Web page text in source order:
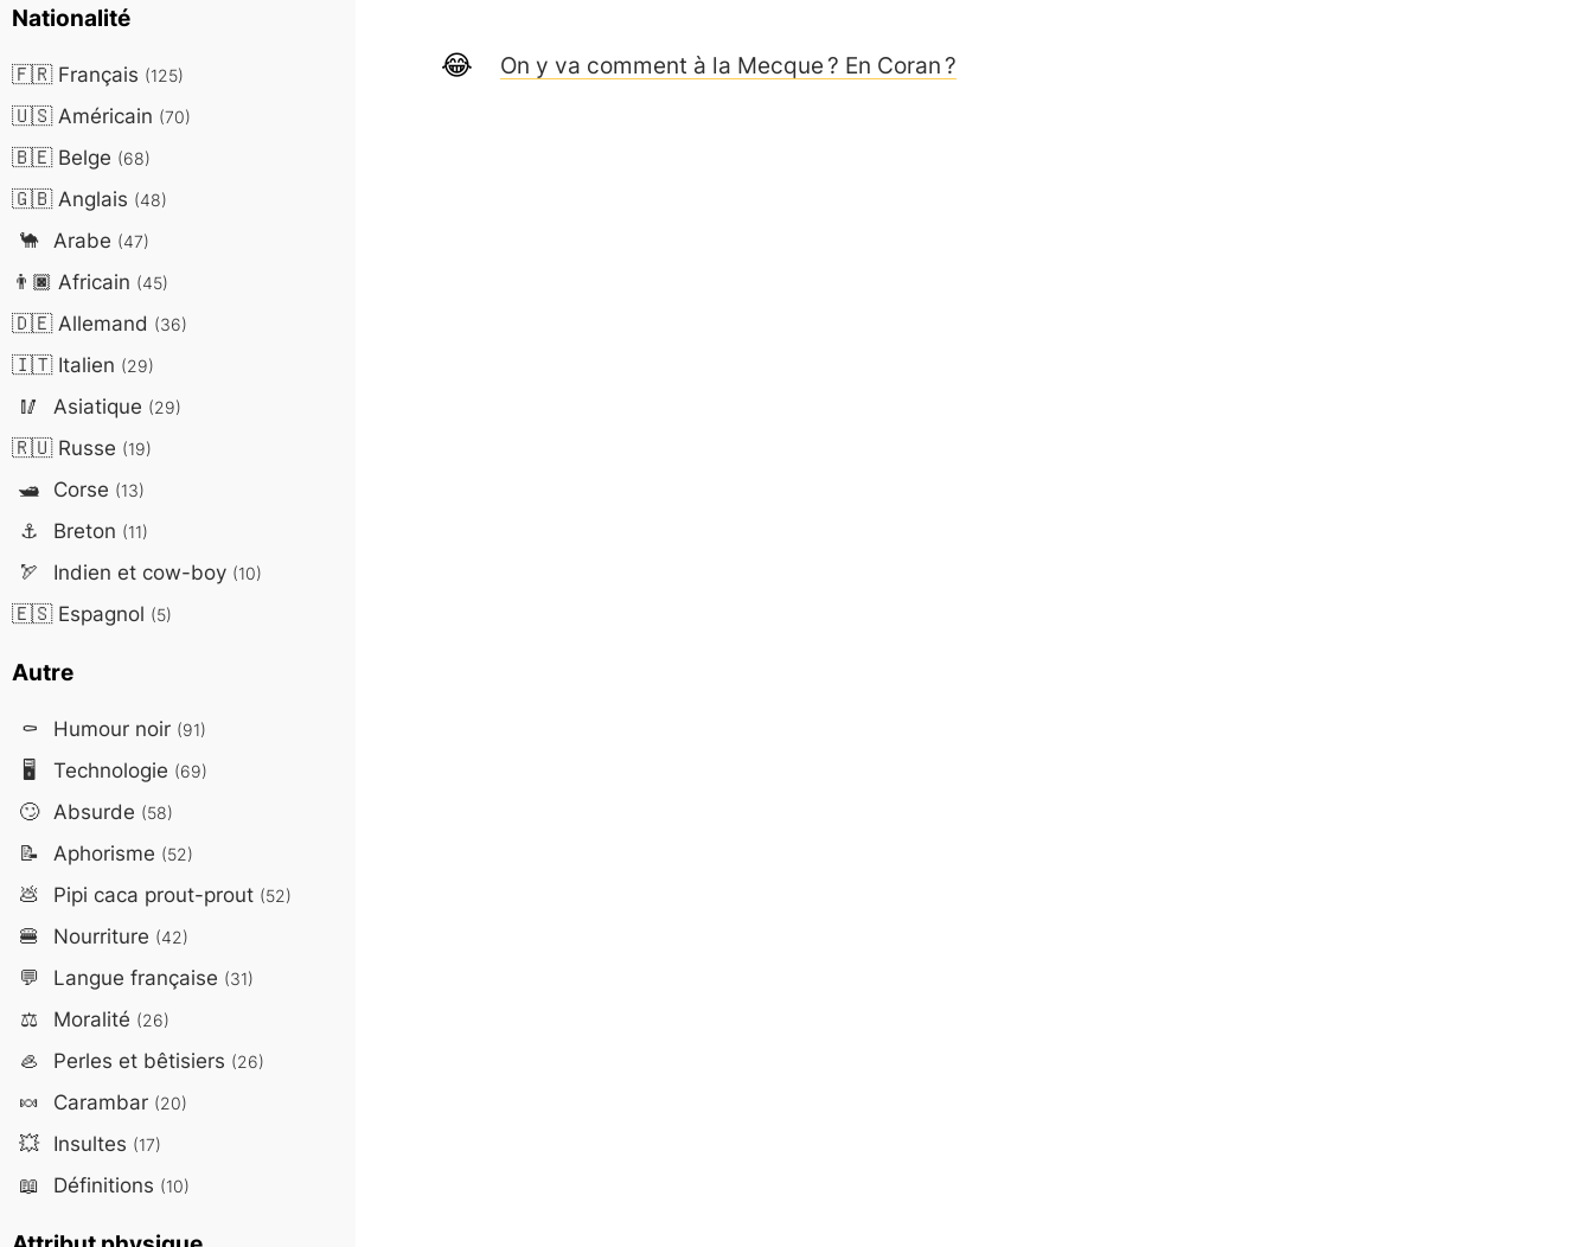
On y va comment à la Mecque ? En Coran ?
Nationalité
🇫🇷Français (125)
🇺🇸Américain (70)
🇧🇪Belge (68)
🇬🇧Anglais (48)
🐪 Arabe (47)
👨🏿 Africain (45)
🇩🇪Allemand (36)
🇮🇹Italien (29)
🥢 Asiatique (29)
🇷🇺Russe (19)
🛥️ Corse (13)
⚓ Breton (11)
🏹 Indien et cow-boy (10)
🇪🇸Espagnol (5)
Autre
⚰️ Humour noir (91)
🖥️ Technologie (69)
🙄 Absurde (58)
📝 Aphorisme (52)
💩 Pipi caca prout-prout (52)
🍔 Nourriture (42)
💬 Langue française (31)
⚖️ Moralité (26)
🦪 Perles et bêtisiers (26)
🍬 Carambar (20)
💥 Insultes (17)
📖 Définitions (10)